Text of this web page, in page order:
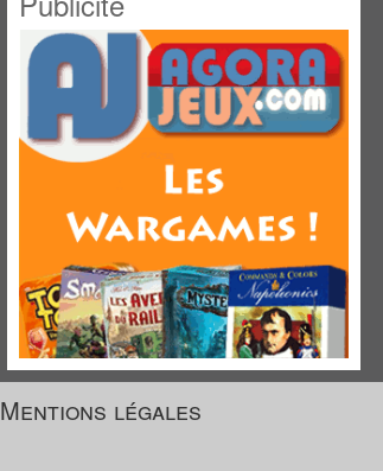
Mentions légales